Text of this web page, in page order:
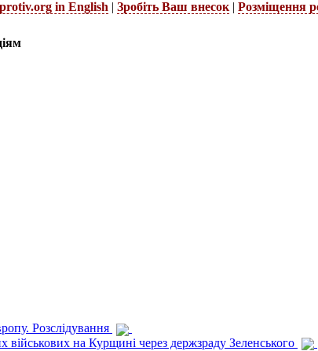
in English | Зробіть Ваш внесок | Розміщення
Розслідування
військових на Курщині через держзраду Зеленського